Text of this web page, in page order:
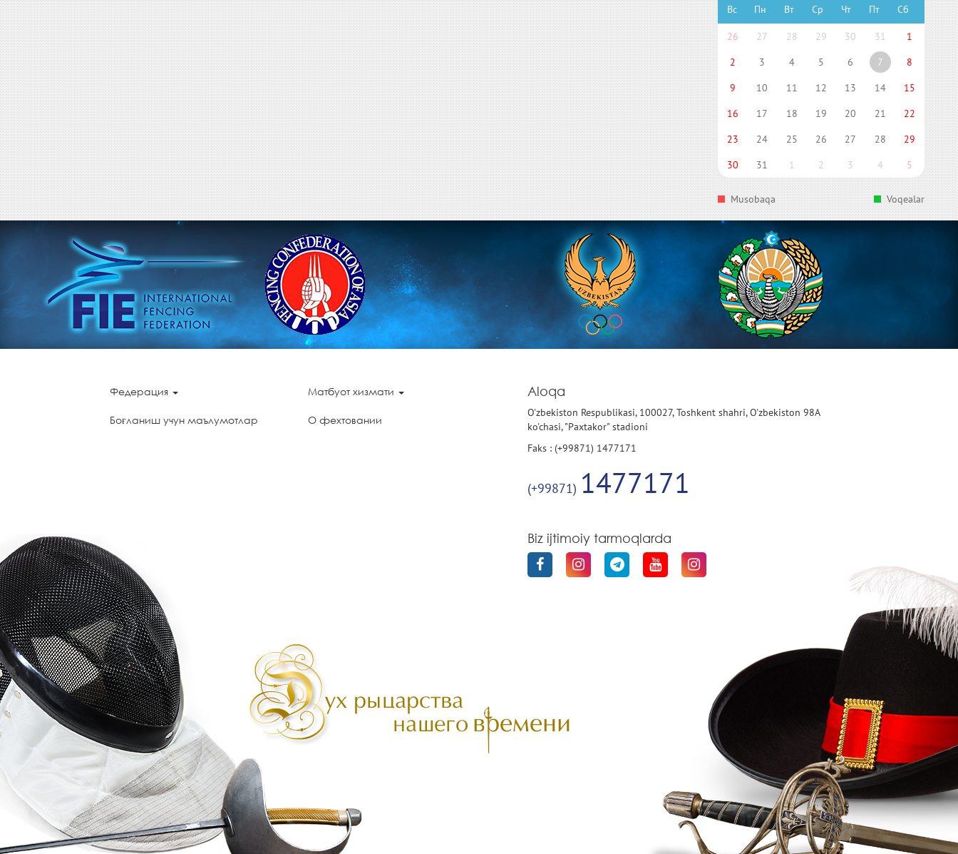
Вс Пн Вт Ср Чт Пт Сб
26 27 28 29 30 31
1
2
3 4 5 6 7
8
9
10 11 12 13 14
15
16
17 18 19 20 21
22
23
24 25 26 27 28
29
30
31 1 2 3 4 5
Musobaqa Voqealar
Федерация Матбуот хизмати
Боғланиш учун маълумотлар О фехтовании
Aloqa
O'zbekiston Respublikasi, 100027, Toshkent shahri, O'zbekiston 98A
ko'chasi, "Paxtakor" stadioni
Faks : (+99871) 1477171
(+99871) 1477171
Biz ijtimoiy tarmoqlarda